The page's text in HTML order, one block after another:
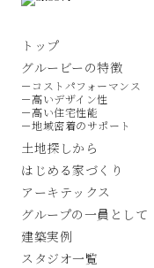
トップ
グルービーの特徴
－コストパフォーマンス
－高いデザイン性
－高い住宅性能
－地域密着のサポート
土地探しから
はじめる家づくり
アーキテックス
グループの一員として
建築実例
スタジオ一覧